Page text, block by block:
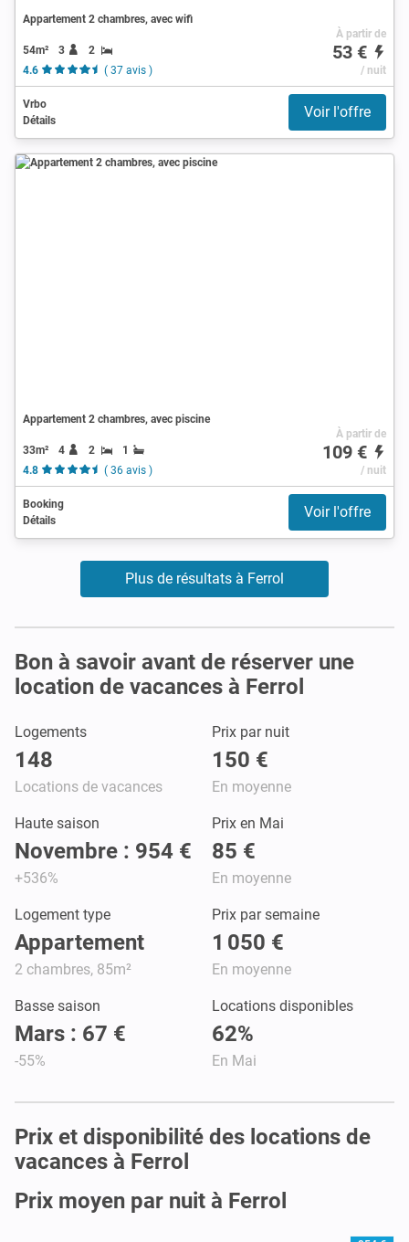
Appartement 2 chambres, avec wifi
54m² 3
2
4.6
( 37 avis )
À partir de
53 €
/ nuit
Vrbo
Détails
Voir l'offre
Appartement 2 chambres, avec piscine
33m² 4 2
1
4.8
( 36 avis )
À partir de
109 €
/ nuit
Booking
Détails
Voir l'offre
Plus de résultats à Ferrol
Bon à savoir avant de réserver une
location de vacances à Ferrol
Logements
148
Locations de vacances
Prix par nuit
150 €
En moyenne
Haute saison
Novembre : 954 €
+536%
Prix en Mai
85 €
En moyenne
Logement type
Appartement
2 chambres, 85m²
Prix par semaine
1 050 €
En moyenne
Basse saison
Mars : 67 €
-55%
Locations disponibles
62%
En Mai
Prix et disponibilité des locations de
vacances à Ferrol
Prix moyen par nuit à Ferrol